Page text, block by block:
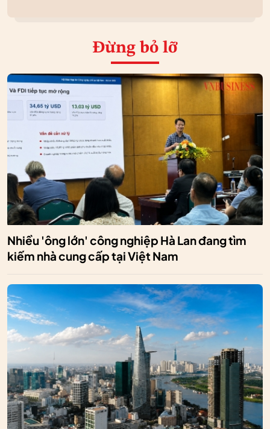
Đừng bỏ lỡ
Nhiều 'ông lớn' công nghiệp Hà Lan đang tìm
kiếm nhà cung cấp tại Việt Nam